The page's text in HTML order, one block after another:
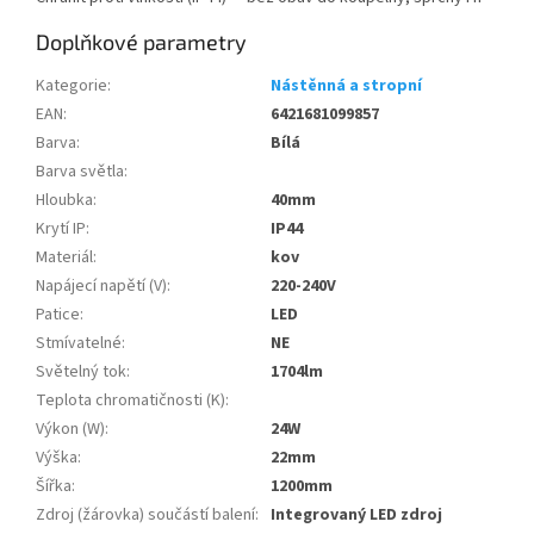
Doplňkové parametry
Kategorie:
Nástěnná a stropní
EAN:
6421681099857
Barva:
Bílá
Barva světla:
Hloubka:
40mm
Krytí IP:
IP44
Materiál:
kov
Napájecí napětí (V):
220-240V
Patice:
LED
Stmívatelné:
NE
Světelný tok:
1704lm
Teplota chromatičnosti (K):
Výkon (W):
24W
Výška:
22mm
Šířka:
1200mm
Zdroj (žárovka) součástí balení: Integrovaný LED zdroj